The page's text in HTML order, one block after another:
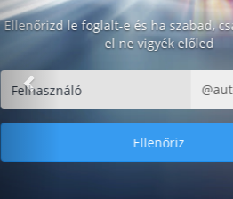
Ellenőrizd le foglalt-e és ha
el ne vigyék
Ellenőriz